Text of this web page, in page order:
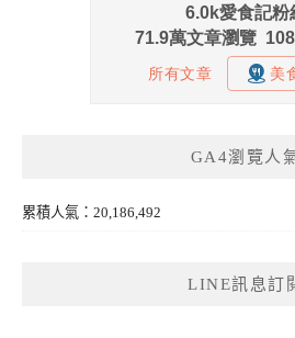
GA4瀏覽人
累積人氣：20,186,492
LINE訊息訂